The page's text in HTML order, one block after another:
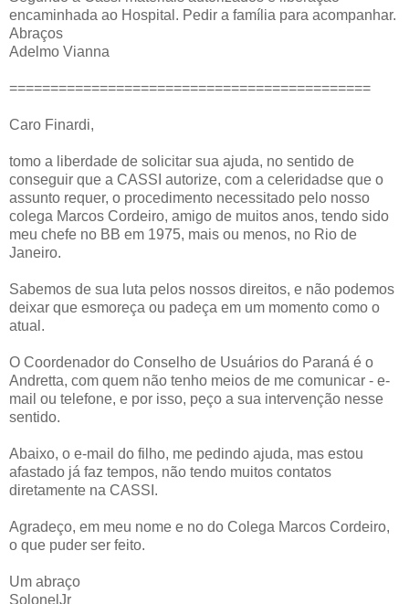
encaminhada ao Hospital. Pedir a família para acompanhar.
Abraços
Adelmo Vianna
============================================
Caro Finardi,
tomo a liberdade de solicitar sua ajuda, no sentido de
conseguir que a CASSI autorize, com a celeridadse que o
assunto requer, o procedimento necessitado pelo nosso
colega Marcos Cordeiro, amigo de muitos anos, tendo sido
meu chefe no BB em 1975, mais ou menos, no Rio de
Janeiro.
Sabemos de sua luta pelos nossos direitos, e não podemos
deixar que esmoreça ou padeça em um momento como o
atual.
O Coordenador do Conselho de Usuários do Paraná é o
Andretta, com quem não tenho meios de me comunicar - e-
mail ou telefone, e por isso, peço a sua intervenção nesse
sentido.
Abaixo, o e-mail do filho, me pedindo ajuda, mas estou
afastado já faz tempos, não tendo muitos contatos
diretamente na CASSI.
Agradeço, em meu nome e no do Colega Marcos Cordeiro,
o que puder ser feito.
Um abraço
SolonelJr